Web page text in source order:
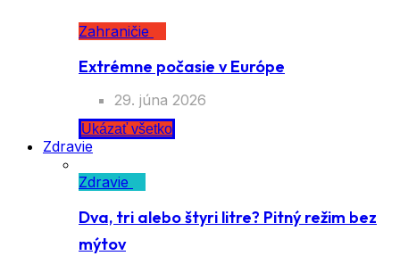
Zahraničie
Extrémne počasie v Európe
29. júna 2026
Ukázať všetko
Zdravie
Zdravie
Dva, tri alebo štyri litre? Pitný režim bez
mýtov